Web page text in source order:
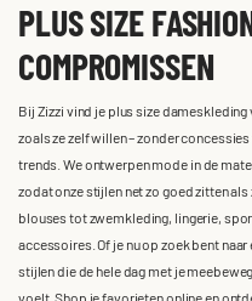
PLUS SIZE
COMPROMISSEN
Bij Zizzi vind je plus size
zoals ze zelf willen – zonder
trends. We ontwerpen mode in de
zodat onze stijlen net zo goed zitten
blouses tot zwemkleding, lingerie,
accessoires. Of je nu op zoek bent
stijlen die de hele dag met je
voelt. Shop je favorieten online en